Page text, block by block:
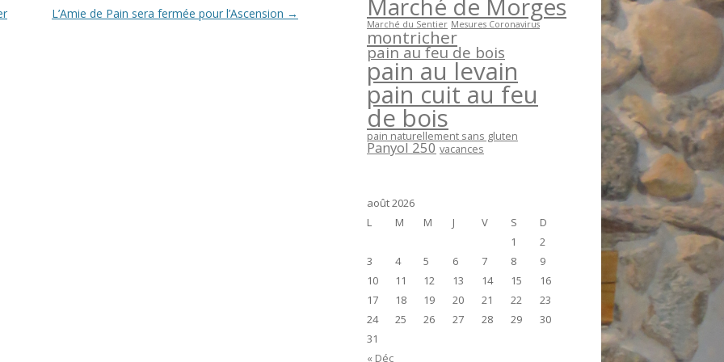
L’Amie de Pain sera fermée pour l’Ascension → Marché de Morges
Marché du Sentier Mesures Coronavirus
montricher
pain au feu de bois
pain au levain
pain cuit au feu
de bois
pain naturellement sans gluten
Panyol 250 vacances
août 2026
L
M M J V S
D
1
2
3
4 5 6 7 8
9
10
11 12 13 14 15
16
17
18 19 20 21 22
23
24
25 26 27 28 29
30
31
« Déc